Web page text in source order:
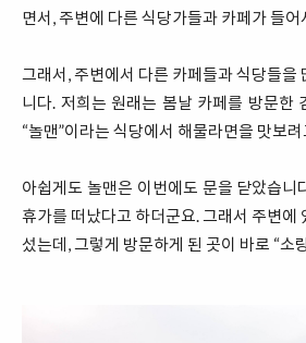
면서, 주변에 다른 식당가들과 카페가 들
그래서, 주변에서 다른 카페들과 식당들을
니다. 저희는 원래는 봄날 카페를 방문한
“놀맨”이라는 식당에서 해물라면을 맛보
아쉽게도 놀맨은 이번에도 문을 닫았습니
휴가를 떠났다고 하더군요. 그래서 주변에
섰는데, 그렇게 방문하게 된 곳이 바로 “소